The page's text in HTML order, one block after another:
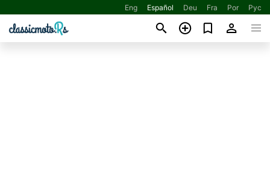
Eng Español Deu Fra Por Рус